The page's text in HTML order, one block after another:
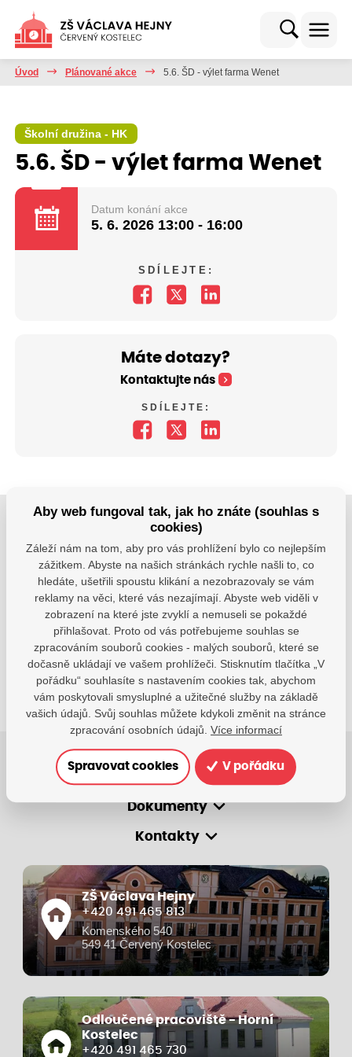
Úvod Plánované akce 5.6. ŠD - výlet farma Wenet
Školní družina - HK
5.6. ŠD - výlet farma Wenet
Datum konání akce
5. 6. 2026 13:00 - 16:00
SDÍLEJTE:
Máte dotazy?
Kontaktujte nás
SDÍLEJTE:
Jsme tu pro Vaše děti.
Jsme k dispozici, pokud potřebujete pomoci.
zsvhejny@zsvhejny.cz
+420 491 465 813
po-pá: 7:30 - 15:30 hod.
O škole
Dokumenty
Kontakty
ZŠ Václava Hejny
+420 491 465 813
Komenského 540
549 41 Červený Kostelec
Odloučené pracoviště - Horní
Kostelec
+420 491 465 730
Aby web fungoval tak, jak ho znáte (souhlas s
cookies)
Záleží nám na tom, aby pro vás prohlížení bylo co nejlepším
zážitkem. Abyste na našich stránkách rychle našli to, co
hledáte, ušetřili spoustu klikání a nezobrazovaly se vám
reklamy na věci, které vás nezajímají. Abyste web viděli v
zobrazení na které jste zvyklí a nemuseli se pokaždé
přihlašovat. Proto od vás potřebujeme souhlas se
zpracováním souborů cookies - malých souborů, které se
dočasně ukládají ve vašem prohlížeči. Stisknutím tlačítka „V
pořádku“ souhlasíte s nastavením cookies tak, abychom
vám poskytovali smysluplné a užitečné služby na základě
vašich údajů. Svůj souhlas můžete kdykoli změnit na stránce
zpracování osobních údajů. Více informací
Spravovat cookies V pořádku